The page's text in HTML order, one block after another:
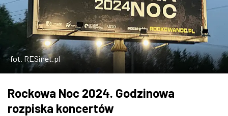
GASTRONOMIA
ZDJĘCIA
W RZESZOWIE
fot. RESinet.pl
Rockowa Noc 2024. Godzinowa
rozpiska koncertów